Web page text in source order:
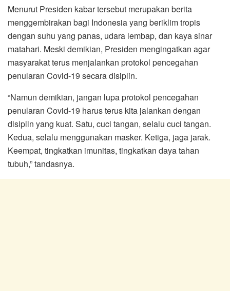
Menurut Presiden kabar tersebut merupakan berita
menggembirakan bagi Indonesia yang beriklim tropis
dengan suhu yang panas, udara lembap, dan kaya sinar
matahari. Meski demikian, Presiden mengingatkan agar
masyarakat terus menjalankan protokol pencegahan
penularan Covid-19 secara disiplin.
“Namun demikian, jangan lupa protokol pencegahan
penularan Covid-19 harus terus kita jalankan dengan
disiplin yang kuat. Satu, cuci tangan, selalu cuci tangan.
Kedua, selalu menggunakan masker. Ketiga, jaga jarak.
Keempat, tingkatkan imunitas, tingkatkan daya tahan
tubuh,” tandasnya.